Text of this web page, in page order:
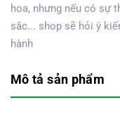
hoa, nhưng nếu có sự
sắc... shop sẽ hỏi ý
hành
Mô tả sản phẩm